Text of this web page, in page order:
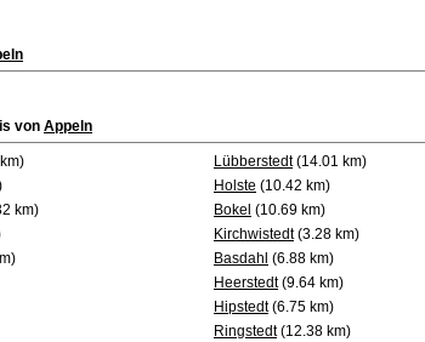
von Appeln
Lübberstedt(14.01 km)
Holste (10.42 km)
km) Bokel (10.69 km)
Kirchwistedt(3.28 km)
Basdahl (6.88 km)
Heerstedt(9.64 km)
Hipstedt(6.75 km)
Ringstedt(12.38 km)